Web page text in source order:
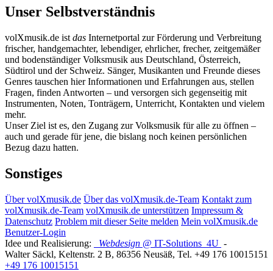
Unser Selbstverständnis
volXmusik.de ist das Internetportal zur Förderung und Verbreitung
frischer, handgemachter, lebendiger, ehrlicher, frecher, zeitgemäßer
und bodenständiger Volksmusik aus Deutschland, Österreich,
Südtirol und der Schweiz. Sänger, Musikanten und Freunde dieses
Genres tauschen hier Informationen und Erfahrungen aus, stellen
Fragen, finden Antworten – und versorgen sich gegenseitig mit
Instrumenten, Noten, Tonträgern, Unterricht, Kontakten und vielem
mehr.
Unser Ziel ist es, den Zugang zur Volksmusik für alle zu öffnen –
auch und gerade für jene, die bislang noch keinen persönlichen
Bezug dazu hatten.
Sonstiges
Über volXmusik.de Über das volXmusik.de-Team Kontakt zum
volXmusik.de-Team volXmusik.de unterstützen Impressum &
Datenschutz Problem mit dieser Seite melden Mein volXmusik.de
Benutzer-Login
Idee und Realisierung:
Webdesign @ IT-Solutions 4U -
Walter Säckl, Keltenstr. 2 B, 86356 Neusäß, Tel. +49 176 10015151
+49 176 10015151